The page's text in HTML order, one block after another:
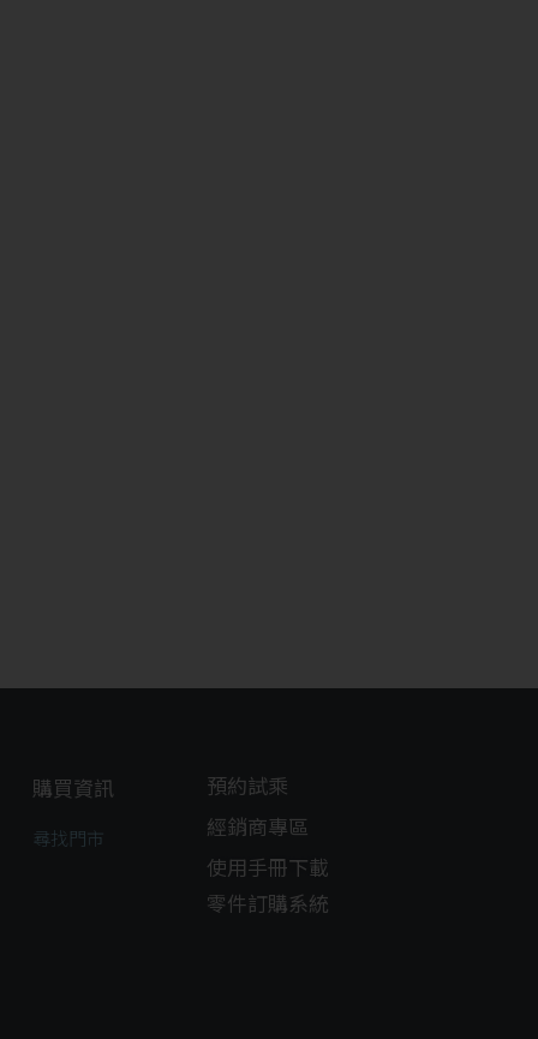
購買資訊
尋找門市
預約試乘
經銷商專區
使用手冊下載
零件訂購系統